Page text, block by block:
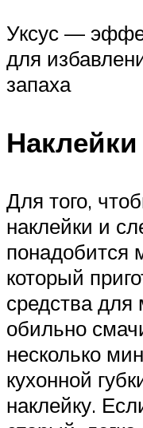
Уксус —
для
запаха
Для того,
наклейки и
понадобится
который
средства
обильно
несколько
кухонной
наклейку.